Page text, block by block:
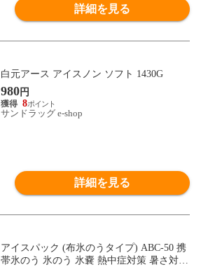
詳細を見る
白元アース アイスノン ソフト 1430G
980円
8
サンドラッグ e-shop
詳細を見る
アイスパック (布氷のうタイプ) ABC-50 携
帯氷のう 氷のう 氷嚢 熱中症対策 暑さ対策